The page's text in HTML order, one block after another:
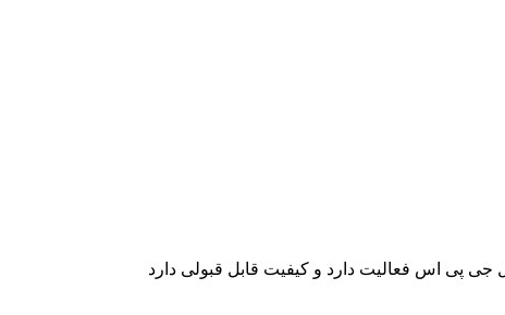
پی اس فعالیت دارد و کیفیت قابل قبولی دارد